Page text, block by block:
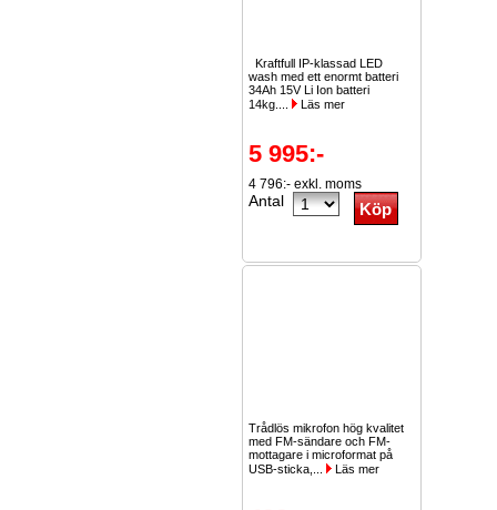
Kraftfull IP-klassad LED
wash med ett enormt batteri
34Ah 15V Li Ion batteri
14kg....
Läs mer
5 995:-
4 796:- exkl. moms
Antal
Trådlös mikrofon hög kvalitet
med FM-sändare och FM-
mottagare i microformat på
USB-sticka,...
Läs mer